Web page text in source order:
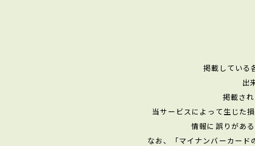
掲載している
出
掲載さ
当サービスによって生じた
情報に誤りがあ
なお、「マイナンバーカード